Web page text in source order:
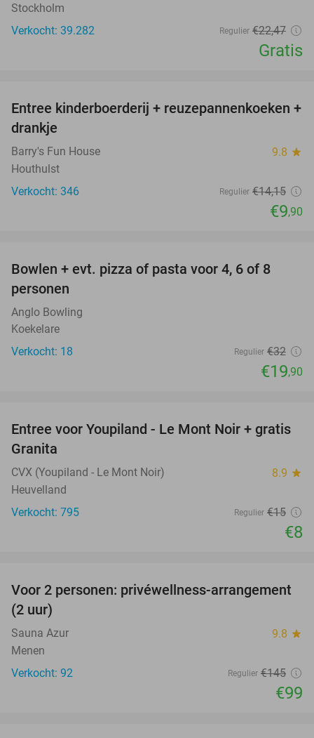
Stockholm
Verkocht: 39.282
Regulier €22,47
Gratis
30%
Entree kinderboerderij + reuzepannenkoeken +
drankje
Barry's Fun House 9.8 star
Houthulst
Verkocht: 346
Regulier €14,15
€9,90
Bowlen + evt. pizza of pasta voor 4, 6 of 8
personen
Anglo Bowling
Koekelare
Verkocht: 18
Regulier €32
€19,90
47%
Entree voor Youpiland - Le Mont Noir + gratis
Granita
CVX (Youpiland - Le Mont Noir) 8.9 star
Heuvelland
Verkocht: 795
Regulier €15
€8
32%
Voor 2 personen: privéwellness-arrangement
(2 uur)
Sauna Azur 9.8 star
Menen
Verkocht: 92
Regulier €145
€99